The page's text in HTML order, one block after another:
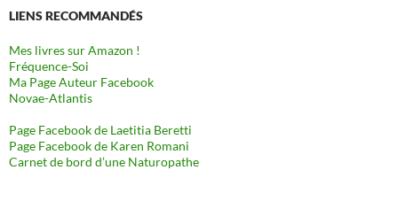
LIENS RECOMMANDÉS
Mes livres sur Amazon !
Fréquence-Soi
Ma Page Auteur Facebook
Novae-Atlantis
Page Facebook de Laetitia Beretti
Page Facebook de Karen Romani
Carnet de bord d’une Naturopathe